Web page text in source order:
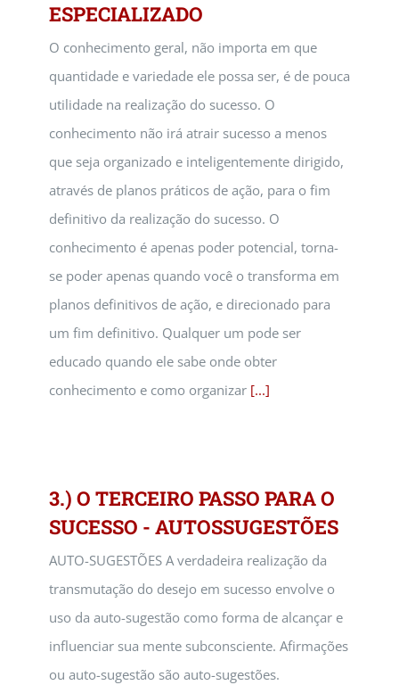
ESPECIALIZADO
O conhecimento geral, não importa em que
quantidade e variedade ele possa ser, é de pouca
utilidade na realização do sucesso. O
conhecimento não irá atrair sucesso a menos
que seja organizado e inteligentemente dirigido,
através de planos práticos de ação, para o fim
definitivo da realização do sucesso. O
conhecimento é apenas poder potencial, torna-
se poder apenas quando você o transforma em
planos definitivos de ação, e direcionado para
um fim definitivo. Qualquer um pode ser
educado quando ele sabe onde obter
conhecimento e como organizar [...]
3.) O TERCEIRO PASSO PARA O
SUCESSO - AUTOSSUGESTÕES
AUTO-SUGESTÕES A verdadeira realização da
transmutação do desejo em sucesso envolve o
uso da auto-sugestão como forma de alcançar e
influenciar sua mente subconsciente. Afirmações
ou auto-sugestão são auto-sugestões.